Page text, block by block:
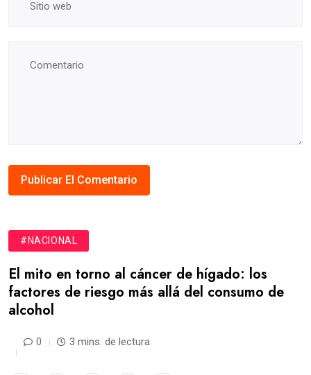
#NACIONAL
El mito en torno al cáncer de hígado: los
factores de riesgo más allá del consumo de
alcohol
0 3 mins. de lectura